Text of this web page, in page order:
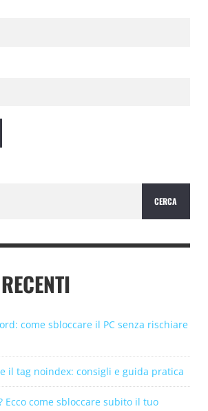
come sbloccare il PC senza rischiare
il tag noindex: consigli e guida pratica
Ecco come sbloccare subito il tuo